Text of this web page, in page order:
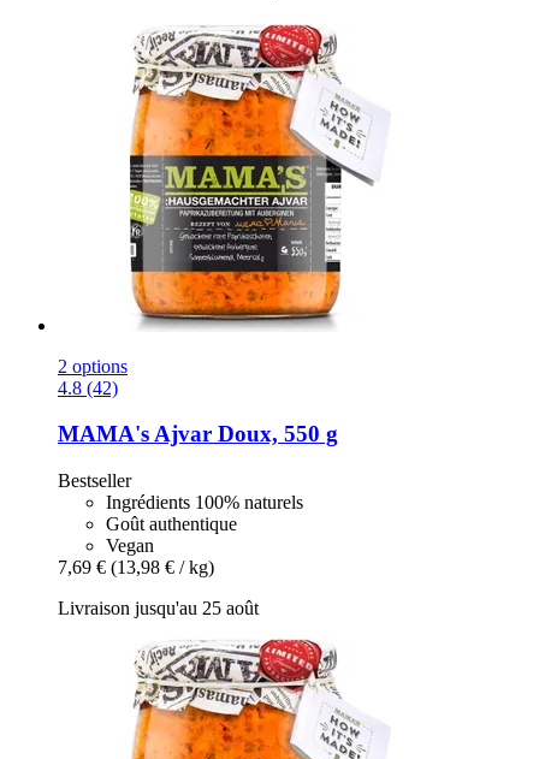
2 options
4.8 (42)
MAMA'sAjvar Doux, 550 g
Bestseller
Ingrédients 100% naturels
Goût authentique
Vegan
7,69 € (13,98 € / kg)
Livraison jusqu'au 25 août